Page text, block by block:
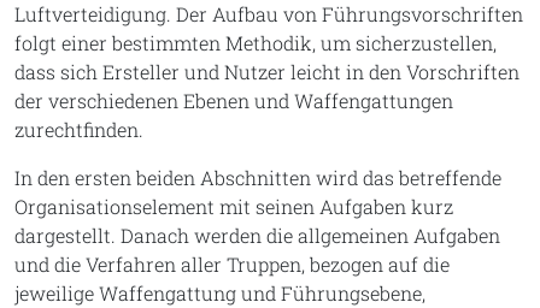
Luftverteidigung. Der Aufbau von Führungsvorschriften
folgt einer bestimmten Methodik, um sicherzustellen,
dass sich Ersteller und Nutzer leicht in den Vorschriften
der verschiedenen Ebenen und Waffengattungen
zurechtfinden.
In den ersten beiden Abschnitten wird das betreffende
Organisationselement mit seinen Aufgaben kurz
dargestellt. Danach werden die allgemeinen Aufgaben
und die Verfahren aller Truppen, bezogen auf die
jeweilige Waffengattung und Führungsebene,